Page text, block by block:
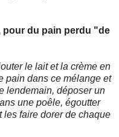
pour du pain perdu "de
le lait et la crème en
pain dans ce mélange et
lendemain, déposer un
une poêle, égoutter
les faire dorer de chaque